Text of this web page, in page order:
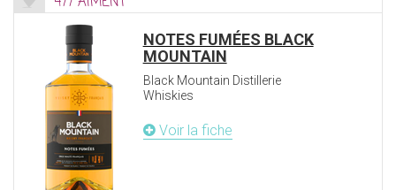
NOTES FUMÉES BLACK
MOUNTAIN
Black Mountain Distillerie
Whiskies
Voir la fiche